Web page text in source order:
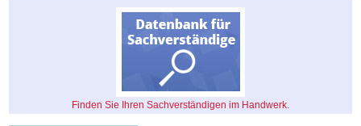
Finden Sie Ihren Sachverständigen im Handwerk.